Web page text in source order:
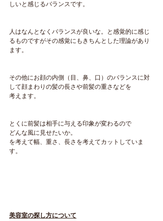
しいと感じるバランスです。
人はなんとなくバランスが良いな。と感覚的に感じ
るものですがその感覚にもきちんとした理論があり
ます。
その他にお顔の内側（目、鼻、口）のバランスに対
して顔まわりの髪の長さや前髪の重さなどを
考えます。
とくに前髪は相手に与える印象が変わるので
どんな風に見せたいか。
を考えて幅、重さ、長さを考えてカットしていま
す。
美容室の探し方について